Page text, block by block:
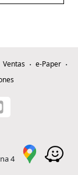
Ventas
e-Paper
4